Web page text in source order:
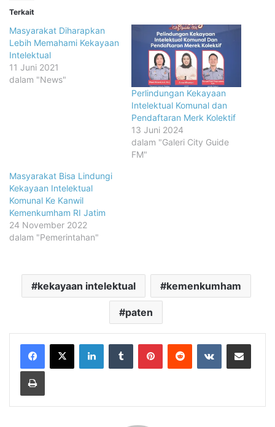
Terkait
Masyarakat Diharapkan
Lebih Memahami Kekayaan
Intelektual
11 Juni 2021
dalam "News"
Perlindungan Kekayaan
Intelektual Komunal dan
Pendaftaran Merk Kolektif
13 Juni 2024
dalam "Galeri City Guide
FM"
Masyarakat Bisa Lindungi
Kekayaan Intelektual
Komunal Ke Kanwil
Kemenkumham RI Jatim
24 November 2022
dalam "Pemerintahan"
kekayaan intelektual kemenkumham
paten
LinkedInTumblr PinterestReddit VKontakteShare via Email
Print